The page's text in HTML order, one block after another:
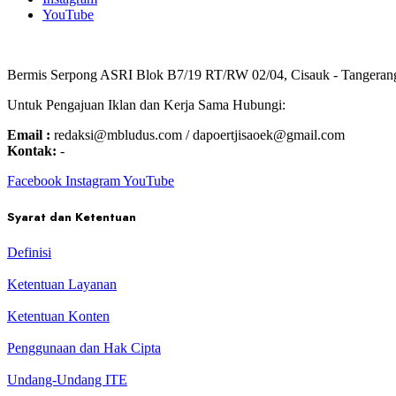
YouTube
Bermis Serpong ASRI Blok B7/19 RT/RW 02/04, Cisauk -
Untuk Pengajuan Iklan dan Kerja Sama Hubungi:
Email : redaksi@mbludus.com / dapoertjisaoek@gmail.com
Kontak: -
Facebook InstagramYouTube
Syarat dan Ketentuan
Definisi
Ketentuan Layanan
Ketentuan Konten
Penggunaan dan Hak Cipta
Undang-Undang ITE